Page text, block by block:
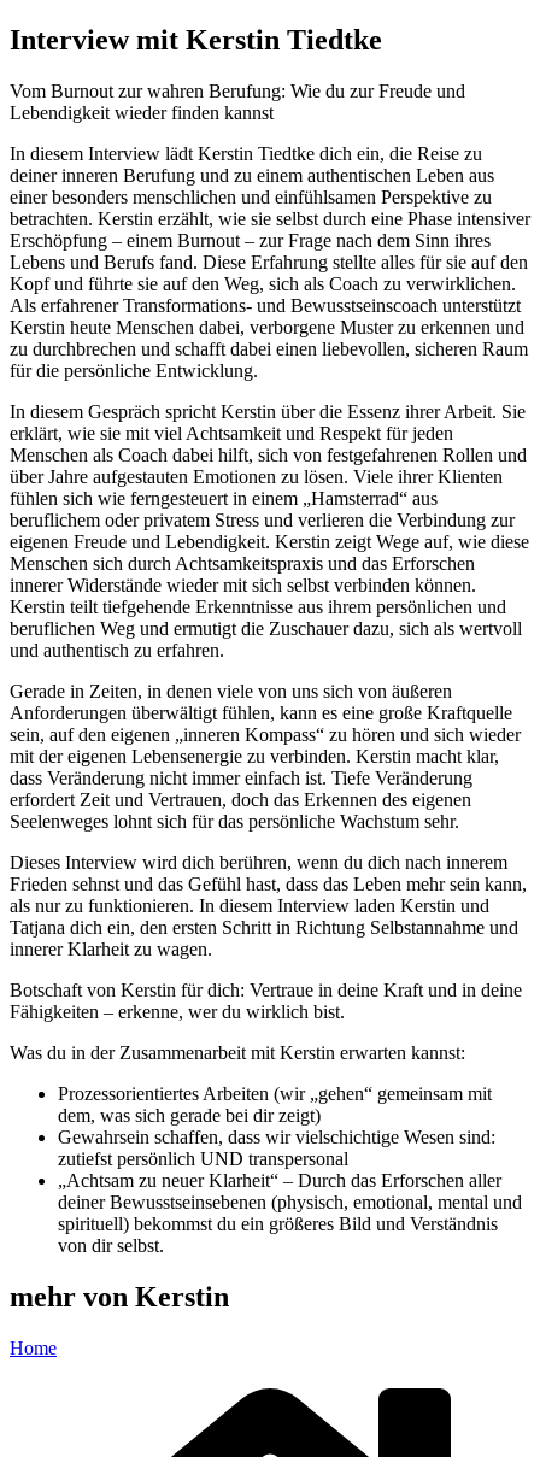
Interview mit Kerstin Tiedtke
Vom Burnout zur wahren Berufung: Wie du zur Freude und
Lebendigkeit wieder finden kannst
In diesem Interview lädt Kerstin Tiedtke dich ein, die Reise zu
deiner inneren Berufung und zu einem authentischen Leben aus
einer besonders menschlichen und einfühlsamen Perspektive zu
betrachten. Kerstin erzählt, wie sie selbst durch eine Phase intensiver
Erschöpfung – einem Burnout – zur Frage nach dem Sinn ihres
Lebens und Berufs fand. Diese Erfahrung stellte alles für sie auf den
Kopf und führte sie auf den Weg, sich als Coach zu verwirklichen.
Als erfahrener Transformations- und Bewusstseinscoach unterstützt
Kerstin heute Menschen dabei, verborgene Muster zu erkennen und
zu durchbrechen und schafft dabei einen liebevollen, sicheren Raum
für die persönliche Entwicklung.
In diesem Gespräch spricht Kerstin über die Essenz ihrer Arbeit. Sie
erklärt, wie sie mit viel Achtsamkeit und Respekt für jeden
Menschen als Coach dabei hilft, sich von festgefahrenen Rollen und
über Jahre aufgestauten Emotionen zu lösen. Viele ihrer Klienten
fühlen sich wie ferngesteuert in einem „Hamsterrad“ aus
beruflichem oder privatem Stress und verlieren die Verbindung zur
eigenen Freude und Lebendigkeit. Kerstin zeigt Wege auf, wie diese
Menschen sich durch Achtsamkeitspraxis und das Erforschen
innerer Widerstände wieder mit sich selbst verbinden können.
Kerstin teilt tiefgehende Erkenntnisse aus ihrem persönlichen und
beruflichen Weg und ermutigt die Zuschauer dazu, sich als wertvoll
und authentisch zu erfahren.
Gerade in Zeiten, in denen viele von uns sich von äußeren
Anforderungen überwältigt fühlen, kann es eine große Kraftquelle
sein, auf den eigenen „inneren Kompass“ zu hören und sich wieder
mit der eigenen Lebensenergie zu verbinden. Kerstin macht klar,
dass Veränderung nicht immer einfach ist. Tiefe Veränderung
erfordert Zeit und Vertrauen, doch das Erkennen des eigenen
Seelenweges lohnt sich für das persönliche Wachstum sehr.
Dieses Interview wird dich berühren, wenn du dich nach innerem
Frieden sehnst und das Gefühl hast, dass das Leben mehr sein kann,
als nur zu funktionieren. In diesem Interview laden Kerstin und
Tatjana dich ein, den ersten Schritt in Richtung Selbstannahme und
innerer Klarheit zu wagen.
Botschaft von Kerstin für dich: Vertraue in deine Kraft und in deine
Fähigkeiten – erkenne, wer du wirklich bist.
Was du in der Zusammenarbeit mit Kerstin erwarten kannst:
Prozessorientiertes Arbeiten (wir „gehen“ gemeinsam mit
dem, was sich gerade bei dir zeigt)
Gewahrsein schaffen, dass wir vielschichtige Wesen sind:
zutiefst persönlich UND transpersonal
„Achtsam zu neuer Klarheit“ – Durch das Erforschen aller
deiner Bewusstseinsebenen (physisch, emotional, mental und
spirituell) bekommst du ein größeres Bild und Verständnis
von dir selbst.
mehr von Kerstin
Home